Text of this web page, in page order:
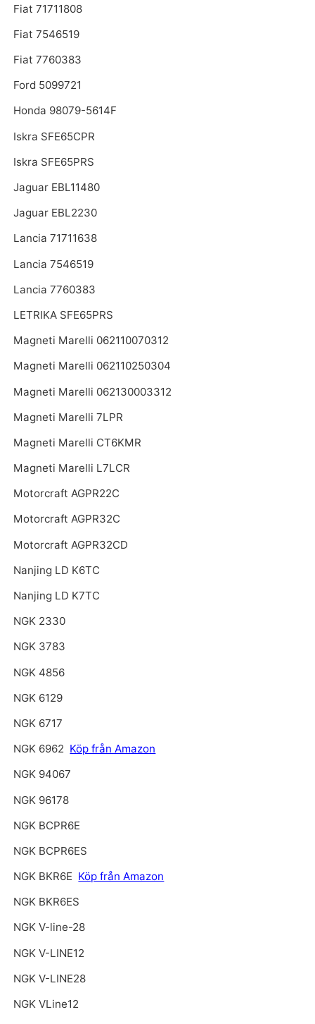
Fiat 71711808
Fiat 7546519
Fiat 7760383
Ford 5099721
Honda 98079-5614F
Iskra SFE65CPR
Iskra SFE65PRS
Jaguar EBL11480
Jaguar EBL2230
Lancia 71711638
Lancia 7546519
Lancia 7760383
LETRIKA SFE65PRS
Magneti Marelli 062110070312
Magneti Marelli 062110250304
Magneti Marelli 062130003312
Magneti Marelli 7LPR
Magneti Marelli CT6KMR
Magneti Marelli L7LCR
Motorcraft AGPR22C
Motorcraft AGPR32C
Motorcraft AGPR32CD
Nanjing LD K6TC
Nanjing LD K7TC
NGK 2330
NGK 3783
NGK 4856
NGK 6129
NGK 6717
NGK 6962 Köp från Amazon
NGK 94067
NGK 96178
NGK BCPR6E
NGK BCPR6ES
NGK BKR6E Köp från Amazon
NGK BKR6ES
NGK V-line-28
NGK V-LINE12
NGK V-LINE28
NGK VLine12